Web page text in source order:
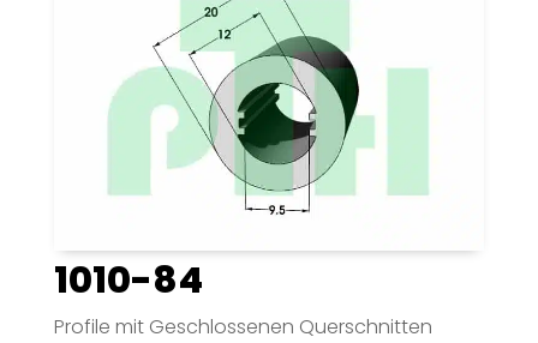
1010-84
Profile mit Geschlossenen Querschnitten